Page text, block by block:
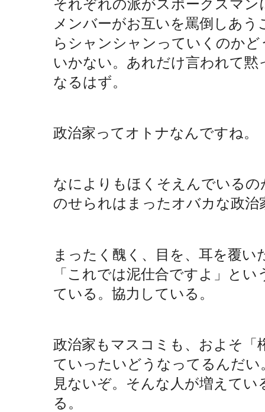
それぞれの派がスポークスマ
メンバーがお互いを罵倒しあ
らシャンシャンっていくのか
いかない。あれだけ言われて
なるはず。
政治家ってオトナなんですね。
なによりもほくそえんでいる
のせられはまったオバカな政治
まったく醜く、目を、耳を覆い
「これでは泥仕合ですよ」と
ている。協力している。
政治家もマスコミも、およそ「
ていったいどうなってるんだ
見ないぞ。そんな人が増えて
る。